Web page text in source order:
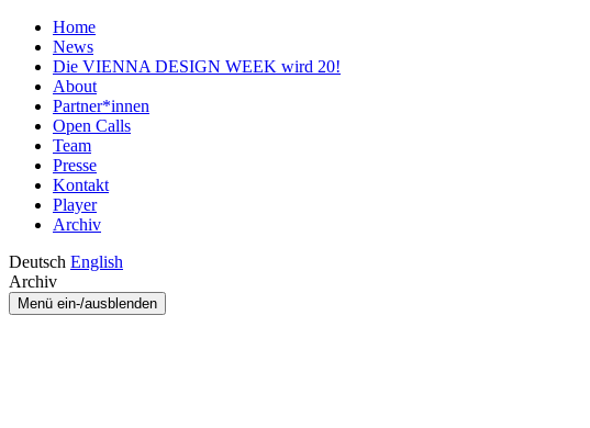
Home
News
Die VIENNA DESIGN WEEK wird 20!
About
Partner*innen
Open Calls
Team
Presse
Kontakt
Player
Archiv
Deutsch English
Archiv
Menü ein-/ausblenden